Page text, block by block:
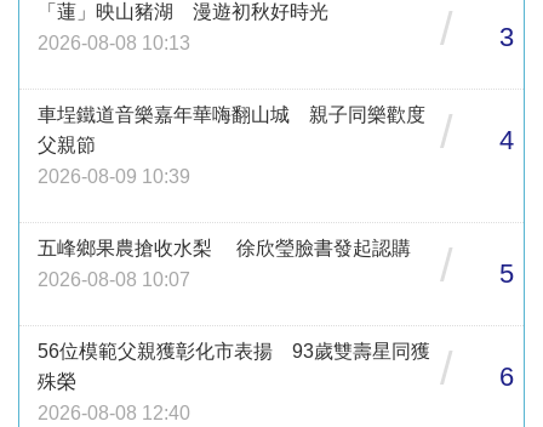
「蓮」映山豬湖 漫遊初秋好時光
2026-08-08 10:13
/ 3
車埕鐵道音樂嘉年華嗨翻山城 親子同樂歡度
父親節
2026-08-09 10:39
/ 4
五峰鄉果農搶收水梨 徐欣瑩臉書發起認購
2026-08-08 10:07
/ 5
56位模範父親獲彰化市表揚 93歲雙壽星同獲
殊榮
2026-08-08 12:40
/ 6